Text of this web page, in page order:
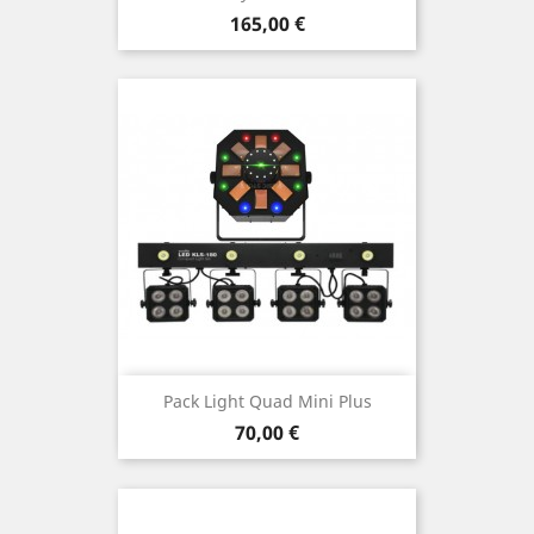
Prix
165,00 €
Pack Light Quad Mini Plus
Prix
70,00 €